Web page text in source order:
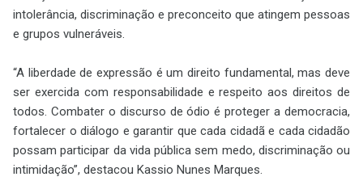
intolerância, discriminação e preconceito que atingem pessoas
e grupos vulneráveis.
“A liberdade de expressão é um direito fundamental, mas deve
ser exercida com responsabilidade e respeito aos direitos de
todos. Combater o discurso de ódio é proteger a democracia,
fortalecer o diálogo e garantir que cada cidadã e cada cidadão
possam participar da vida pública sem medo, discriminação ou
intimidação”, destacou Kassio Nunes Marques.